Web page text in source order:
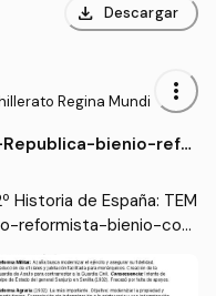
download Descargar
Regina Mundi more_vert
bienio-refor
Historia de España: TEM
reformista-bienio-con